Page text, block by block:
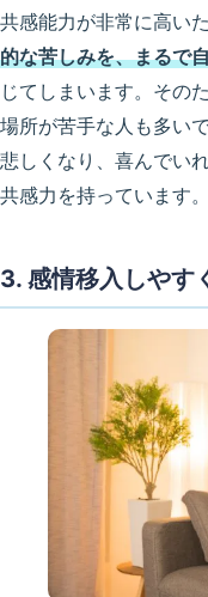
共感能力が非常に高いた
的な苦しみを、まるで
じてしまいます。その
場所が苦手な人も多い
悲しくなり、喜んでい
共感力を持っています。
3. 感情移入しやす